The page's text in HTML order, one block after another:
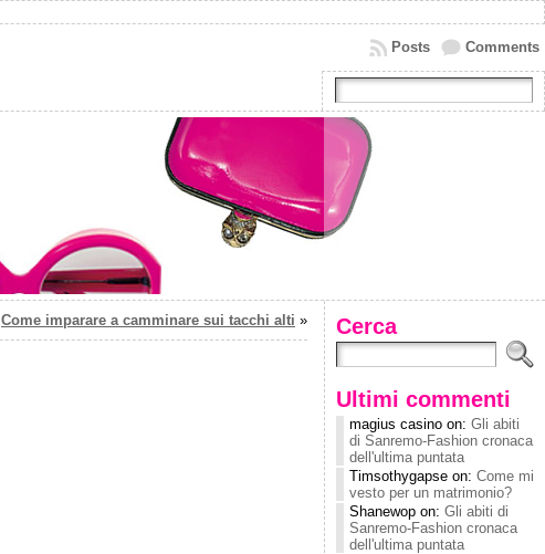
Comments
Posts
Come imparare a camminare sui tacchi alti » Cerca
Ultimi commenti
magius casino on: Gli abiti
di Sanremo-Fashion cronaca
dell'ultima puntata
Timsothygapse on: Come mi
vesto per un matrimonio?
Shanewop on: Gli abiti di
Sanremo-Fashion cronaca
dell'ultima puntata